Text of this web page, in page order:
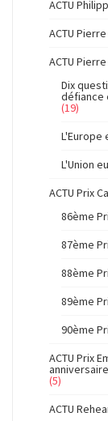
ACTU
ACTU
ACTU
Dix
défiance
(19)
L'Europe
L'Union
ACTU Prix
86ème
87ème
88ème
89ème
90ème
ACTU Prix
(5)
ACTU